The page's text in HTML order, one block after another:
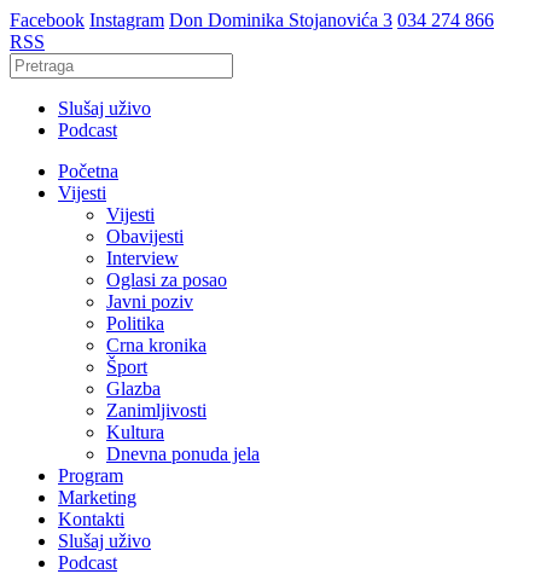
Facebook Instagram Don Dominika Stojanovića 3 034 274 866
RSS
Slušaj uživo
Podcast
Početna
Vijesti
Vijesti
Obavijesti
Interview
Oglasi za posao
Javni poziv
Politika
Crna kronika
Šport
Glazba
Zanimljivosti
Kultura
Dnevna ponuda jela
Program
Marketing
Kontakti
Slušaj uživo
Podcast